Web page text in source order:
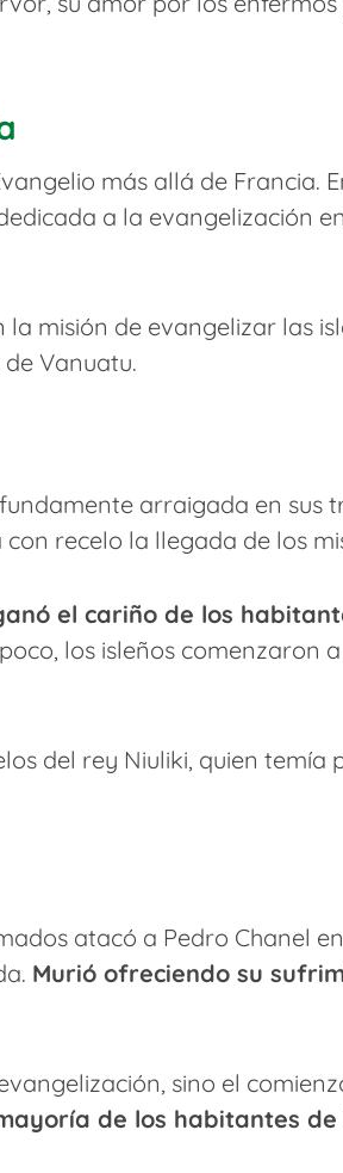
más allá de Francia.
a la evangelización
misión de evangelizar las
Vanuatu.
arraigada en sus
con recelo la llegada de los
el cariño de los
los isleños comenzaron
del rey Niuliki, quien temía
atacó a Pedro Chanel
Murió ofreciendo su
sino el
de los habitantes de